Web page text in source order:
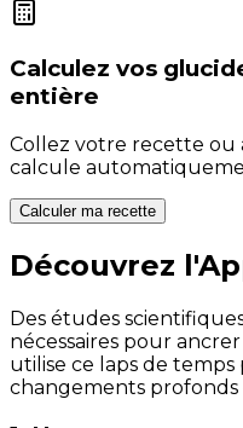
Calculez vos
entière
Collez votre recette ou
calcule
Calculer ma recette
Découvrez
Des études
nécessaires pour
utilise ce laps de
changements profonds